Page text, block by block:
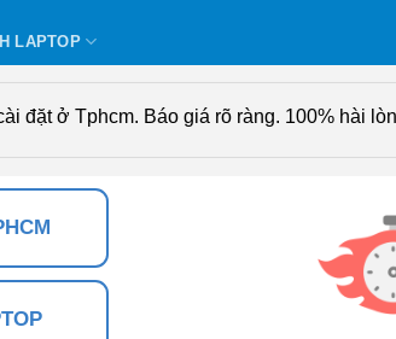
LAPTOP
đặt ở Tphcm. Báo giá rõ ràng. 100% hài